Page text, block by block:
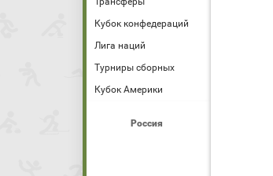
Кубок конфедераций
Лига наций
Турниры сборных
Кубок Америки
Россия